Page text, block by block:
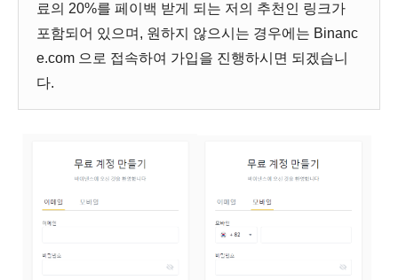
료의 20%를 페이백 받게 되는 저의 추천인 링크가
포함되어 있으며, 원하지 않으시는 경우에는 Binanc
e.com 으로 접속하여 가입을 진행하시면 되겠습니
다.